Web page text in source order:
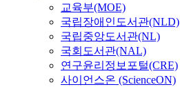
교육부(MOE)
국립장애인도서관(NLD)
국립중앙도서관(NL)
국회도서관(NAL)
연구윤리정보포털(CRE)
사이언스온 (ScienceON)